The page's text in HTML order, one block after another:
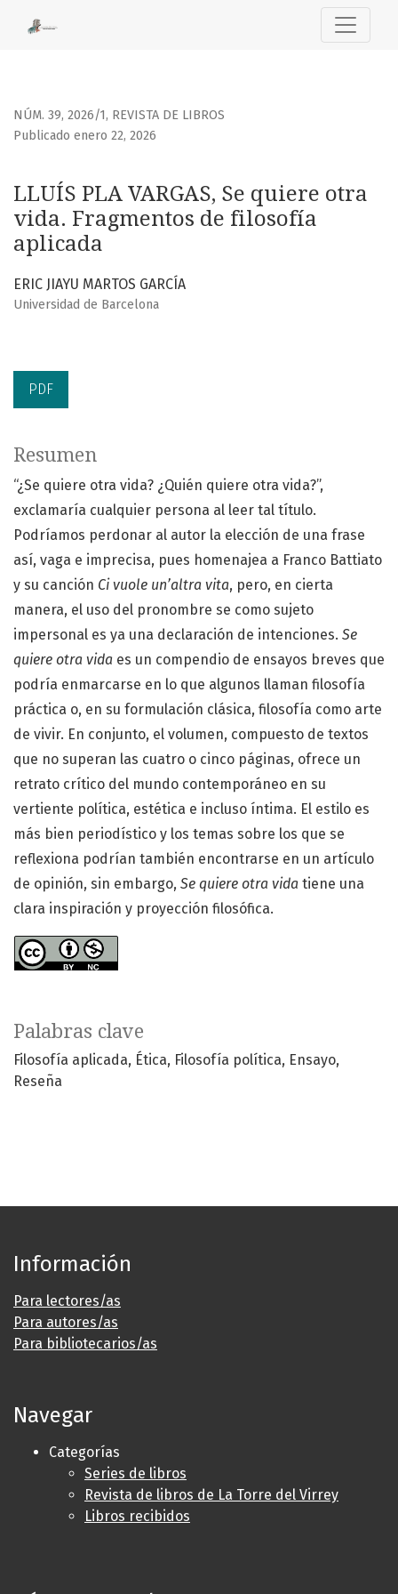
LLUÍS PLA VARGAS, Se quiere otra vida. Fragmentos de
NÚM. 39, 2026/1, REVISTA DE LIBROS
LLUÍS PLA VARGAS, Se quiere otra
vida. Fragmentos de filosofía
aplicada
Publicado enero 22, 2026
ERIC JIAYU MARTOS GARCÍA
Universidad de Barcelona
PDF
Palabras clave
Filosofía aplicada Ética Filosofía política
Ensayo
Reseña
Resumen
“¿Se quiere otra vida? ¿Quién quiere otra vida?”,
exclamaría cualquier persona al leer tal título.
Podríamos perdonar al autor la elección de una frase
así, vaga e imprecisa, pues homenajea a Franco Battiato
y su canción Ci vuole un’altra vita, pero, en cierta
manera, el uso del pronombre se como sujeto
impersonal es ya una declaración de intenciones. Se
quiere otra vida es un compendio de ensayos breves que
podría enmarcarse en lo que algunos llaman filosofía
práctica o, en su formulación clásica, filosofía como arte
de vivir. En conjunto, el volumen, compuesto de textos
que no superan las cuatro o cinco páginas, ofrece un
retrato crítico del mundo contemporáneo en su
vertiente política, estética e incluso íntima. El estilo es
más bien periodístico y los temas sobre los que se
reflexiona podrían también encontrarse en un artículo
de opinión, sin embargo, Se quiere otra vida tiene una
clara inspiración y proyección filosófica.
Información
Para lectores/as
Para autores/as
Para bibliotecarios/as
Navegar
Categorías
Series de libros
Revista de libros de La Torre del Virrey
Libros recibidos